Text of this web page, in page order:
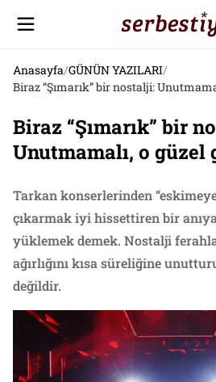
Anasayfa/GÜNÜN YAZILARI/
Biraz “Şımarık” bir nostalji:
Biraz “Şımarık” bir
Unutmamalı, o güzel
Tarkan konserlerinden
çıkarmak iyi hissettiren bir
yüklemek demek. Nostalji
ağırlığını kısa süreliğine
değildir.